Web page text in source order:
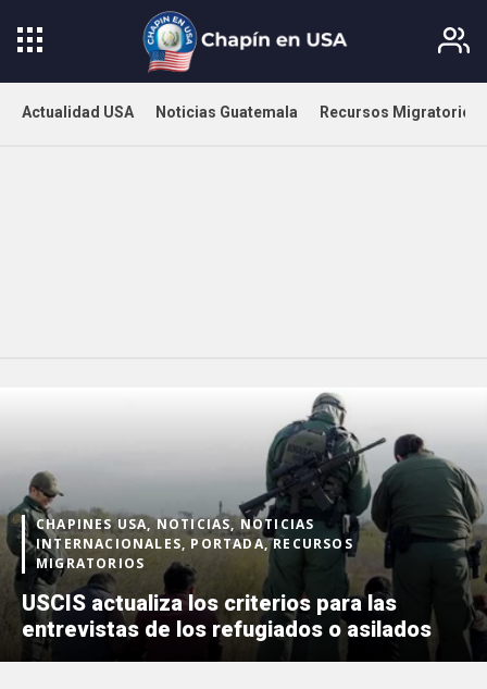
Actualidad USA Noticias Guatemala Recursos Migratorios
CHAPINES USA, NOTICIAS, NOTICIAS
INTERNACIONALES, PORTADA, RECURSOS
MIGRATORIOS
USCIS actualiza los criterios para las
entrevistas de los refugiados o asilados